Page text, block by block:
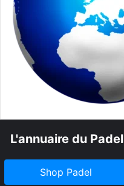
L'annuaire du Padel
Shop Padel